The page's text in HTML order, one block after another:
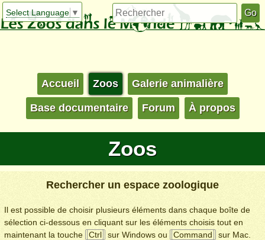
Select Language ▼
Accueil Zoos Galerie animalière
Base documentaire Forum À propos
Zoos
Rechercher un espace zoologique
Il est possible de choisir plusieurs éléments dans chaque boîte de
sélection ci-dessous en cliquant sur les éléments choisis tout en
maintenant la touche
Ctrl sur Windows ou Command
sur Mac.